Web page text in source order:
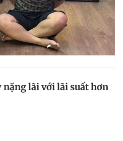
nặng lãi với lãi suất hơn